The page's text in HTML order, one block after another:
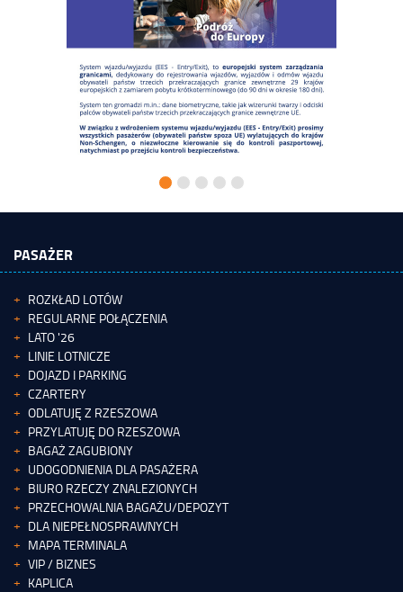
PASAŻER
ROZKŁAD LOTÓW
REGULARNE POŁĄCZENIA
LATO '26
LINIE LOTNICZE
DOJAZD I PARKING
CZARTERY
ODLATUJĘ Z RZESZOWA
PRZYLATUJĘ DO RZESZOWA
BAGAŻ ZAGUBIONY
UDOGODNIENIA DLA PASAŻERA
BIURO RZECZY ZNALEZIONYCH
PRZECHOWALNIA BAGAŻU/DEPOZYT
DLA NIEPEŁNOSPRAWNYCH
MAPA TERMINALA
VIP / BIZNES
KAPLICA